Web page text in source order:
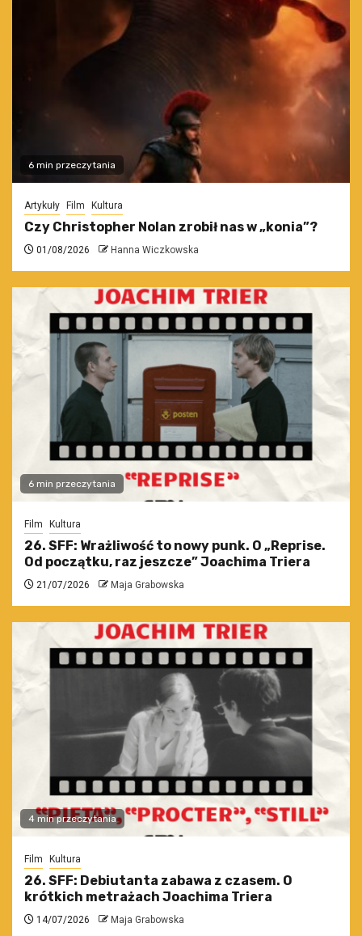
6 min przeczytania
Artykuły Film Kultura
Czy Christopher Nolan zrobił nas w „konia”?
01/08/2026 Hanna Wiczkowska
6 min przeczytania
Film Kultura
26. SFF: Wrażliwość to nowy punk. O „Reprise.
Od początku, raz jeszcze” Joachima Triera
21/07/2026 Maja Grabowska
4 min przeczytania
Film Kultura
26. SFF: Debiutanta zabawa z czasem. O
krótkich metrażach Joachima Triera
14/07/2026 Maja Grabowska